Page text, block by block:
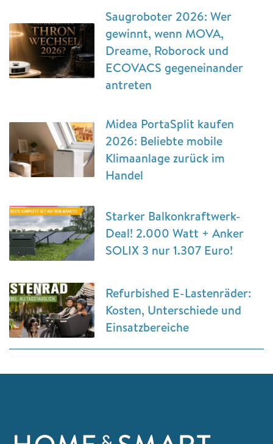
Saugroboter 2026: Wer
gewinnt, wenn MOVA,
Dreame, Roborock und
ECOVACS gegeneinander
antreten
Midea PortaSplit kaufen
2026: Beliebte mobile
Klimaanlage zurück im
Handel
Starker Balkonkraftwerk-
Deal! 2.000 Watt + Anker
SOLIX 3 nur 1.307 Euro!
Refurbished E-Lastenräder:
Kosten, Unterschiede und
Einsatzbereiche